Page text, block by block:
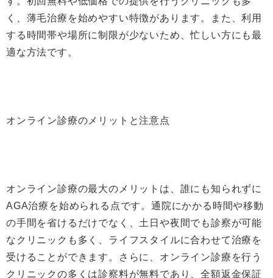
く、薄毛治療を始めやすい特徴があります。また、利用
する時間帯や場所に制限が少ないため、忙しい方にも最
適な方法です。
オンライン診療のメリットと注意点
オンライン診療の最大のメリットは、誰にも知られずに
AGA治療を始められる点です。通院にかかる時間や移動
の手間を省けるだけでなく、土日や夜間でも診察が可能
なクリニックも多く、ライフスタイルに合わせて治療を
受けることができます。さらに、オンライン診療を行う
クリニックの多くは診察料が無料であり、全額返金保証